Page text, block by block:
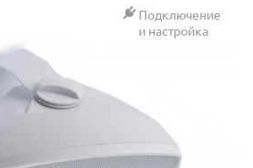
Подключение
и настройка